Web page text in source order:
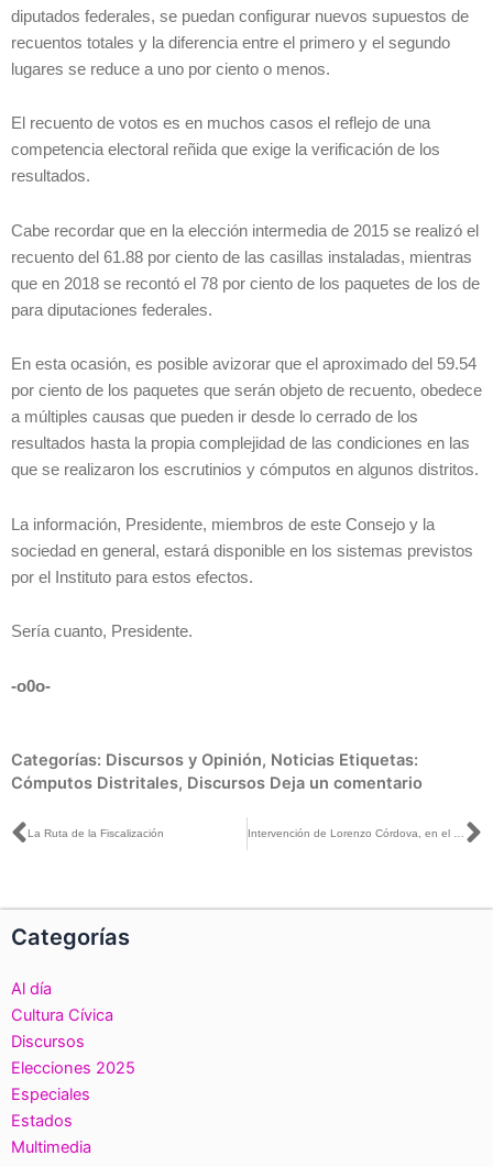
diputados federales, se puedan configurar nuevos supuestos de
recuentos totales y la diferencia entre el primero y el segundo
lugares se reduce a uno por ciento o menos.
El recuento de votos es en muchos casos el reflejo de una
competencia electoral reñida que exige la verificación de los
resultados.
Cabe recordar que en la elección intermedia de 2015 se realizó el
recuento del 61.88 por ciento de las casillas instaladas, mientras
que en 2018 se recontó el 78 por ciento de los paquetes de los de
para diputaciones federales.
En esta ocasión, es posible avizorar que el aproximado del 59.54
por ciento de los paquetes que serán objeto de recuento, obedece
a múltiples causas que pueden ir desde lo cerrado de los
resultados hasta la propia complejidad de las condiciones en las
que se realizaron los escrutinios y cómputos en algunos distritos.
La información, Presidente, miembros de este Consejo y la
sociedad en general, estará disponible en los sistemas previstos
por el Instituto para estos efectos.
Sería cuanto, Presidente.
-o0o-
Categorías: Discursos y Opinión, Noticias Etiquetas:
Cómputos Distritales, Discursos Deja un comentario
Ant
La Ruta de la Fiscalización Intervención de Lorenzo Córdova, en el punto 3 de la Sesión Extraordinaria, relativo al informe sobre la instalación de los Consejo Locales y Distritales para la realización de Cómputos Distritales
Categorías
Al día
Cultura Cívica
Discursos
Elecciones 2025
Especiales
Estados
Multimedia